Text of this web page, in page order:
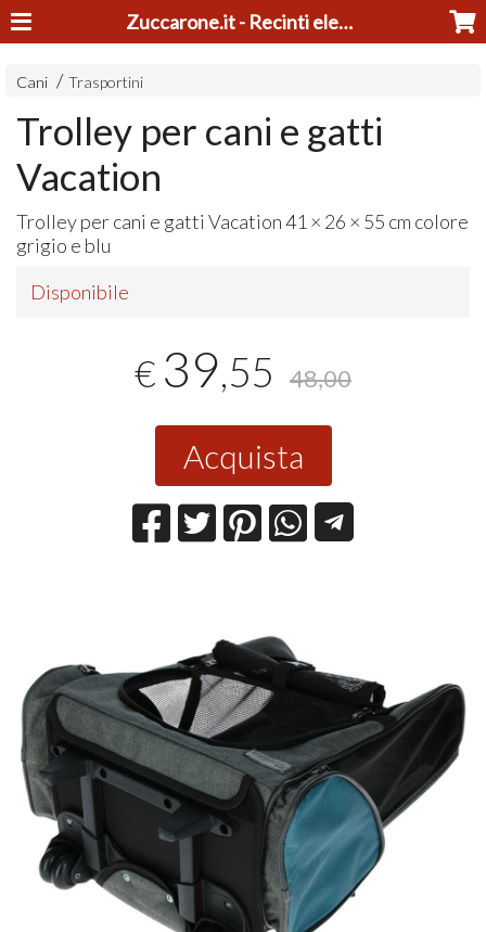
Zuccarone.it - Recinti elettrici e tosatrici
Cani Trasportini
Trolley per cani e gatti
Vacation
Trolley per cani e gatti Vacation 41 × 26 × 55 cm colore
grigio e blu
Disponibile
€ 39,55 48,00
Acquista